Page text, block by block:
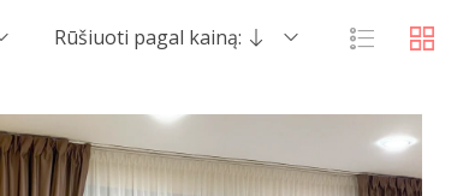
Rūšiuoti pagal kainą: